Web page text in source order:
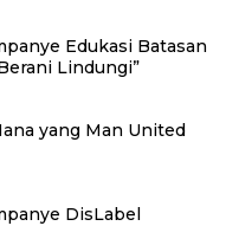
Edukasi Batasan
Lindungi”
yang Man United
DisLabel